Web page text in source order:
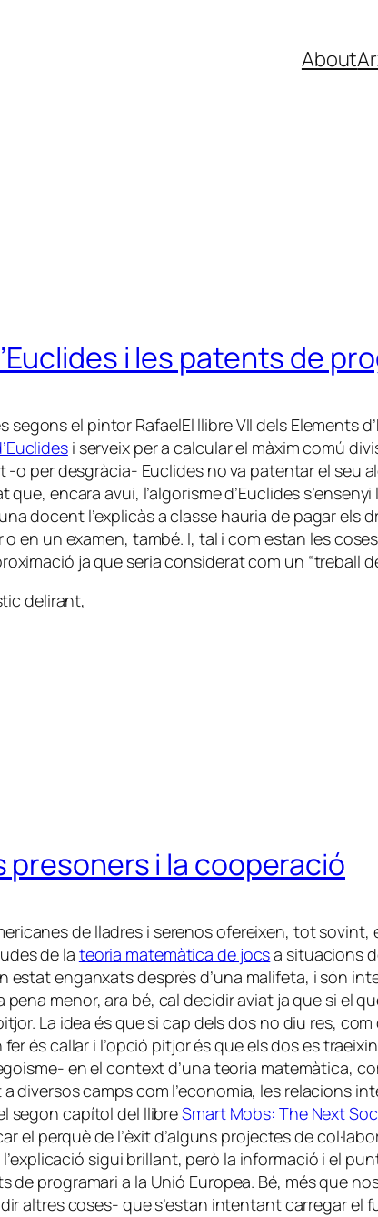
About
i les patents de
El llibre VII dels Elements
i serveix per a calcular el màxim comú
-o per desgràcia- Euclides no va patentar el seu
encara avui, l’algorisme d’Euclides
docent l’explicàs a classe hauria de pagar els
en un examen, també. I, tal i com estan les
ja que seria considerat com un “treball
delirant,
presoners i la cooperació
de lladres i serenos ofereixen, tot
de la teoria matemàtica de jocsa situacions
estat enganxats desprès d’una malifeta, i són
pena menor, ara bé, cal decidir aviat ja que si el
La idea és que si cap dels dos no diu res,
és callar i l’opció pitjor és que els dos es
en el context d’una teoria matemàtica,
diversos camps com l’economia, les relacions
segon capítol del llibreSmart Mobs: The Next
el perquè de l’èxit d’alguns projectes de
sigui brillant, però la informació i el
de programari a la Unió Europea. Bé, més que
altres coses- que s’estan intentant carregar